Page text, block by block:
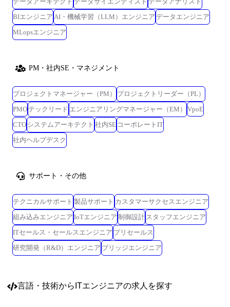
BIエンジニア AI・機械学習（LLM）エンジニア データエンジニア
MLopsエンジニア
PM・社内SE・マネジメント
プロジェクトマネージャー（PM）
プロジェクトリーダー（PL）
PMO テックリード エンジニアリングマネージャー（EM）
VpoE
CTO システムアーキテクト 社内SE コーポレートIT
社内ヘルプデスク
サポート・その他
テクニカルサポート 製品サポート カスタマーサクセスエンジニア
組み込みエンジニア IoTエンジニア 制御設計 スタッフエンジニア
ITセールス・セールスエンジニア プリセールス
研究開発（R&D）エンジニア ブリッジエンジニア
言語・技術からITエンジニアの求人を探す